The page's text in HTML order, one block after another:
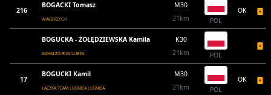
216
BOGACKI Tomasz
WAŁBRZYCH
M30
21km
POL
OK
BOGUCKA - ŻOŁĘDZIEWSKA Kamila
KGHM ZG RUN LUBIN
K30
21km
POL
17
BOGUCKI Kamil
ŁĄCZKA TEAM LEGNICA LEGNICA
M30
21km
POL
OK